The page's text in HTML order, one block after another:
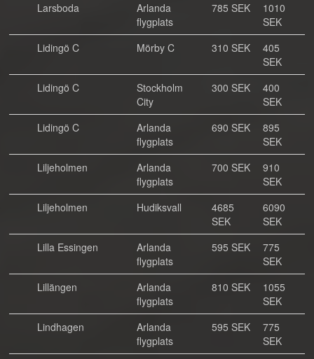
Larsboda
Arlanda
flygplats
785 SEK
1010
SEK
Lidingö C
Mörby C 310 SEK
405
SEK
Lidingö C
Stockholm
City
300 SEK
400
SEK
Lidingö C
Arlanda
flygplats
690 SEK
895
SEK
Liljeholmen
Arlanda
flygplats
700 SEK
910
SEK
Liljeholmen
Hudiksvall
4685
SEK
6090
SEK
Lilla Essingen
Arlanda
flygplats
595 SEK
775
SEK
Lillängen
Arlanda
flygplats
810 SEK
1055
SEK
Lindhagen
Arlanda
flygplats
595 SEK
775
SEK